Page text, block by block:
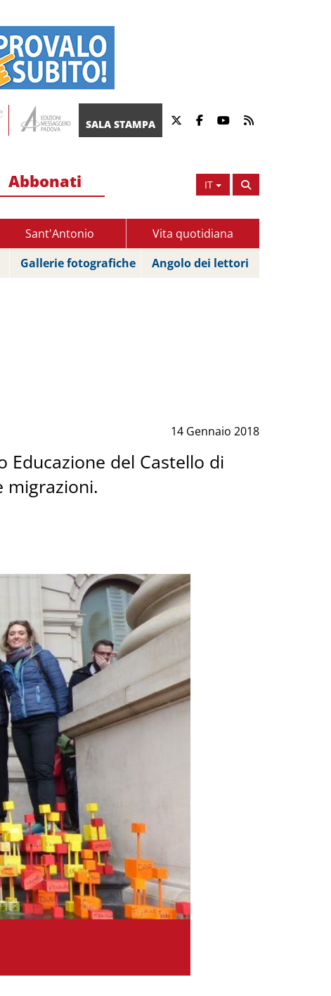
SALA STAMPA
IT
Abbonati
Sant'Antonio
Vita quotidiana
Gallerie fotografiche Angolo dei lettori
14 Gennaio 2018
del Castello di
migrazioni.